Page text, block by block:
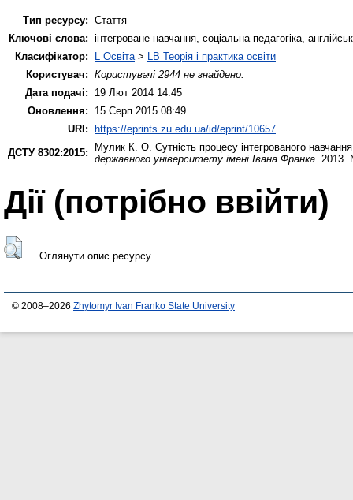
Тип ресурсу: Стаття
Ключові слова: інтегроване навчання, соціальна педагогіка,
Класифікатор:
L Освіта > LB Теорія і практика освіти
Користувач: Користувачі 2944 не знайдено.
Дата подачі:
19 Лют 2014 14:45
Оновлення:
15 Серп 2015 08:49
URI: https://eprints.zu.edu.ua/id/eprint/10657
ДСТУ 8302:2015:
Мулик К. О. Сутність процесу інтегрованого
державного університету імені Івана Франка .
Дії ​​(потрібно ввійти)
Оглянути опис ресурсу
© 2008–2026 Zhytomyr Ivan Franko State University